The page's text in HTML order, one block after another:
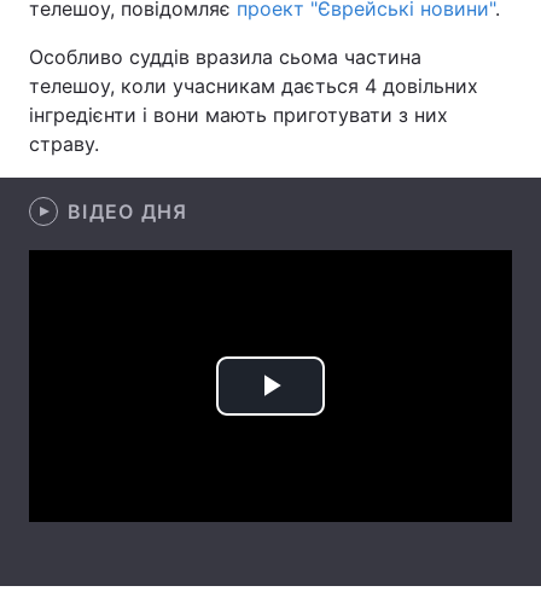
Україна Політика
Економіка Світ
Спорт Наука
Техно і зв'язок Лайт
Зброя
телешоу, повідомляє проект "Єврейські новини".
Особливо суддів вразила сьома частина
телешоу, коли учасникам дається 4 довільних
інгредієнти і вони мають приготувати з них
страву.
ВІДЕО ДНЯ
Play